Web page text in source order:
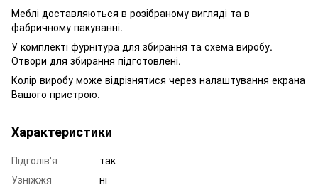
Меблі доставляються в розібраному вигляді та в
фабричному пакуванні.
У комплекті фурнітура для збирання та схема виробу.
Отвори для збирання підготовлені.
Колір виробу може відрізнятися через налаштування екрана
Вашого пристрою.
Характеристики
Підголів'я
так
Узніжжя
ні